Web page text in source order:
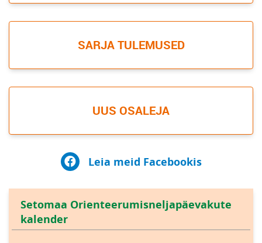
SARJA TULEMUSED
UUS OSALEJA
Leia meid Facebookis
Setomaa Orienteerumisneljapäevakute
kalender